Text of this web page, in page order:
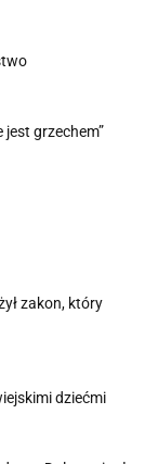
jest grzechem”
zakon, który
dziećmi